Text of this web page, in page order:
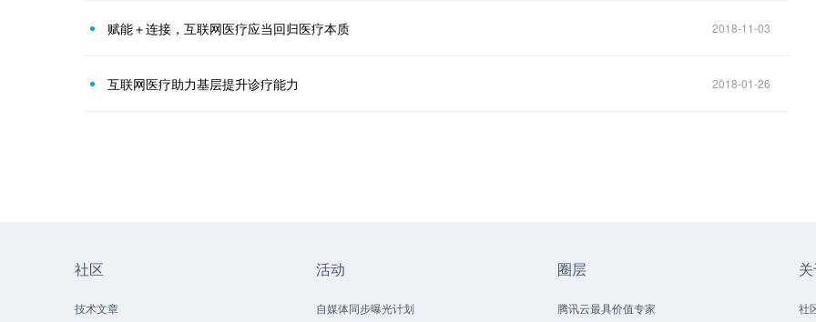
赋能＋连接，互联网医疗应当回归医疗本质 2018-11-03
互联网医疗助力基层提升诊疗能力 2018-01-26
社区
技术文章
活动
自媒体同步曝光计划
圈层
腾讯云最具价值专家
社